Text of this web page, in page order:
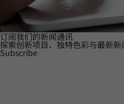
订阅我们的新闻通讯
探索创新项目、独特色彩与最新新
Subscribe